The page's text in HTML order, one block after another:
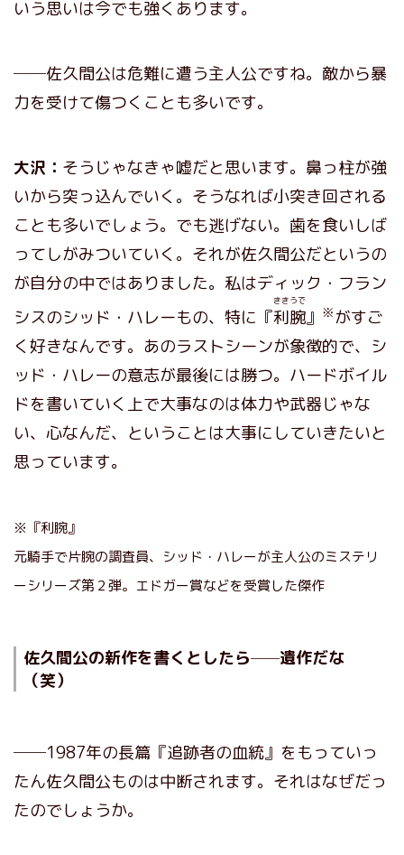
いう思いは今でも強くあります。
──佐久間公は危難に遭う主人公ですね。敵から暴
力を受けて傷つくことも多いです。
大沢： そうじゃなきゃ嘘だと思います。鼻っ柱が強
いから突っ込んでいく。そうなれば小突き回される
ことも多いでしょう。でも逃げない。歯を食いしば
ってしがみついていく。それが佐久間公だというの
が自分の中ではありました。私はディック・フラン
シスのシッド・ハレーもの、特に『利腕
ききうで
』 ※がすご
く好きなんです。あのラストシーンが象徴的で、シ
ッド・ハレーの意志が最後には勝つ。ハードボイル
ドを書いていく上で大事なのは体力や武器じゃな
い、心なんだ、ということは大事にしていきたいと
思っています。
※『利腕』
元騎手で片腕の調査員、シッド・ハレーが主人公のミステリ
ーシリーズ第２弾。エドガー賞などを受賞した傑作
佐久間公の新作を書くとしたら──遺作だな
（笑）
──1987年の長篇『追跡者の血統』をもっていっ
たん佐久間公ものは中断されます。それはなぜだっ
たのでしょうか。